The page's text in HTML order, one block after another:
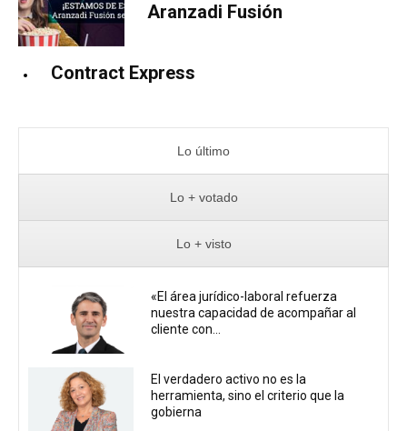
Aranzadi Fusión
Contract Express
Lo último
Lo + votado
Lo + visto
«El área jurídico-laboral refuerza
nuestra capacidad de acompañar al
cliente con...
El verdadero activo no es la
herramienta, sino el criterio que la
gobierna